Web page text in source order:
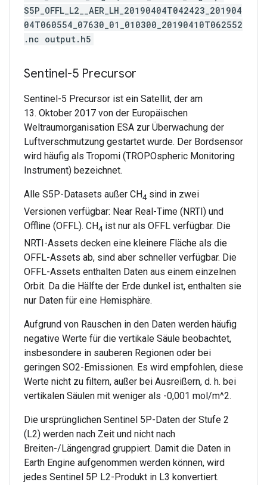
S5P_OFFL_L2__AER_LH_20190404T042423_201904
04T060554_07630_01_010300_20190410T062552
.nc output.h5
Sentinel-5 Precursor
Sentinel-5 Precursor ist ein Satellit, der am
13. Oktober 2017 von der Europäischen
Weltraumorganisation ESA zur Überwachung der
Luftverschmutzung gestartet wurde. Der Bordsensor
wird häufig als Tropomi (TROPOspheric Monitoring
Instrument) bezeichnet.
Alle S5P-Datasets außer CH4 sind in zwei
Versionen verfügbar: Near Real-Time (NRTI) und
Offline (OFFL). CH4 ist nur als OFFL verfügbar. Die
NRTI-Assets decken eine kleinere Fläche als die
OFFL-Assets ab, sind aber schneller verfügbar. Die
OFFL-Assets enthalten Daten aus einem einzelnen
Orbit. Da die Hälfte der Erde dunkel ist, enthalten sie
nur Daten für eine Hemisphäre.
Aufgrund von Rauschen in den Daten werden häufig
negative Werte für die vertikale Säule beobachtet,
insbesondere in sauberen Regionen oder bei
geringen SO2-Emissionen. Es wird empfohlen, diese
Werte nicht zu filtern, außer bei Ausreißern, d. h. bei
vertikalen Säulen mit weniger als -0,001 mol/m^2.
Die ursprünglichen Sentinel 5P-Daten der Stufe 2
(L2) werden nach Zeit und nicht nach
Breiten-/Längengrad gruppiert. Damit die Daten in
Earth Engine aufgenommen werden können, wird
jedes Sentinel 5P L2-Produkt in L3 konvertiert.